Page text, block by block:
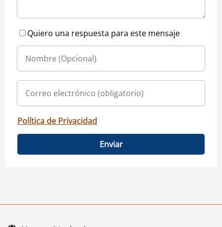
Quiero una respuesta para este mensaje
Política de Privacidad
Enviar